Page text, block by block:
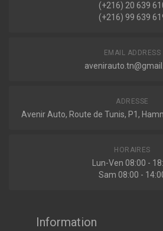
(+216) 20 639
(+216) 99 639
EMAIL ADDRESS
ADRESSE
Avenir Auto, Route de Tunis, P1,
HORAIRES
Lun-Ven 08:00 -
Sam 08:00 -
Information